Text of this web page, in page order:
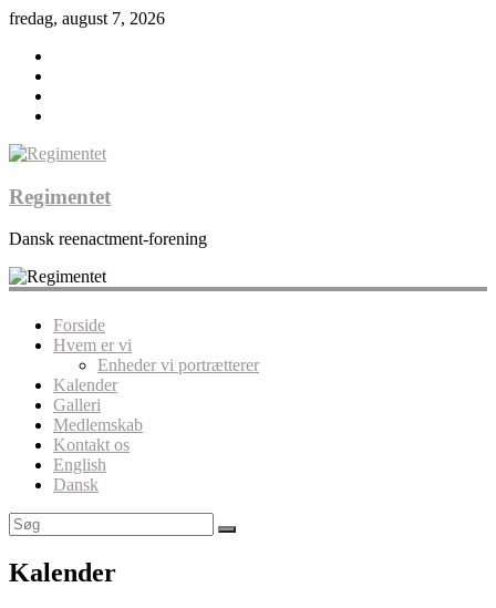
fredag, august 7, 2026
Regimentet
Dansk reenactment-forening
Forside
Hvem er vi
Enheder vi portrætterer
Kalender
Galleri
Medlemskab
Kontakt os
English
Dansk
Kalender